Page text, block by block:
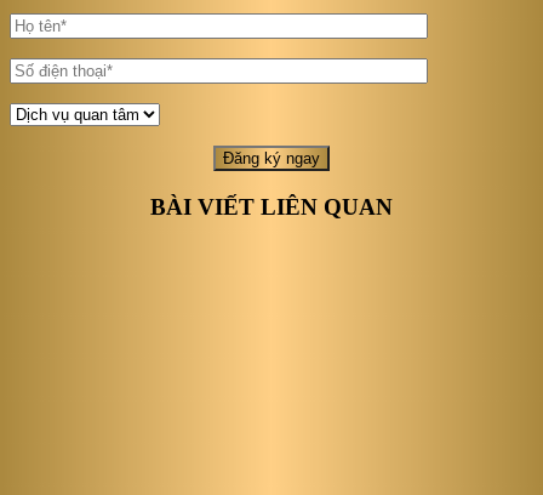
BÀI VIẾT LIÊN QUAN